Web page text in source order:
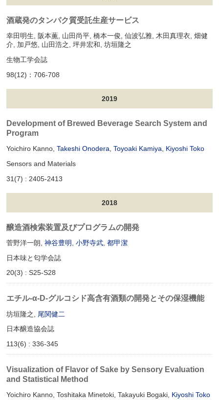
酒蔵発のタンパク質受託生産サービス
幸田明生, 阪本薫, 山田尚平, 橋本一俊, 仙波弘雅, 木田真理衣, 畑健
介, 加戸悠, 山田浩之, 坪井宏和, 坊垣隆之
生物工学会誌
98(12)：706-708
2019
Development of Brewed Beverage Search System and
Program
Yoichiro Kanno,Takeshi Onodera,Toyoaki Kamiya, Kiyoshi Toko
Sensors and Materials
31(7) : 2405-2413
2018
醸造酒検索装置及びプログラムの開発
菅野洋一朗,神谷豊明 ,小野寺武 ,都甲潔
日本味と匂学会誌
20(3) : S25-S28
エチル‐α‐D‐グルコシド高含有酒類の開発とその保湿機能
坊垣隆之, 尾関健二
日本醸造協会誌
113(6) : 336-345
Visualization of Flavor of Sake by Sensory Evaluation
and Statistical Method
Yoichiro Kanno, Toshitaka Minetoki, Takayuki Bogaki, Kiyoshi Toko